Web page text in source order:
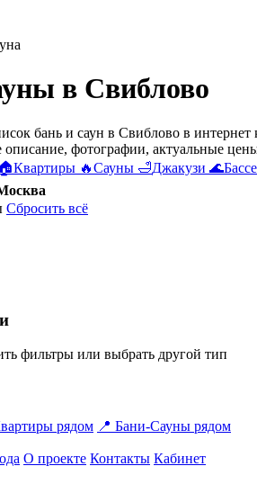
в Свиблово
бань и саун в Свиблово в интернет
фотографии, актуальные
🏠Квартиры 🔥Сауны 🛁Джакузи 🌊
Сбросить всё
фильтры или выбрать другой тип
рядом 📍 Бани-Сауны рядом
О проекте Контакты Кабинет